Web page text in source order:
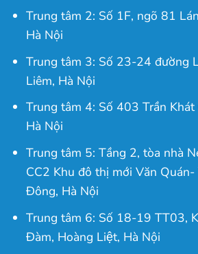
Trung tâm 2: Số 1F, ngõ 81
Hà Nội
Trung tâm 3: Số 23-24 đường
Liêm, Hà Nội
Trung tâm 4: Số 403 Trần Khát
Hà Nội
Trung tâm 5: Tầng 2, tòa nhà
CC2 Khu đô thị mới Văn Quán-
Đông, Hà Nội
Trung tâm 6: Số 18-19 TT03,
Đàm, Hoàng Liệt, Hà Nội